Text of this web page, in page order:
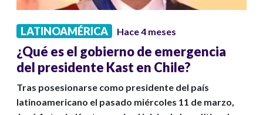
LATINOAMÉRICA Hace 4 meses
¿Qué es el gobierno de emergencia
del presidente Kast en Chile?
Tras posesionarse como presidente del país
latinoamericano el pasado miércoles 11 de marzo,